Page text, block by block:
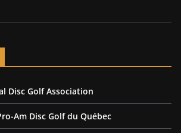
Disc Golf Association
Am Disc Golf du Québec